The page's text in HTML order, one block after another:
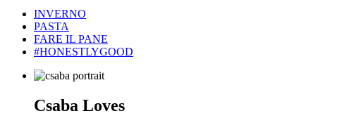
INVERNO
PASTA
FARE IL PANE
#HONESTLYGOOD
Csaba Loves